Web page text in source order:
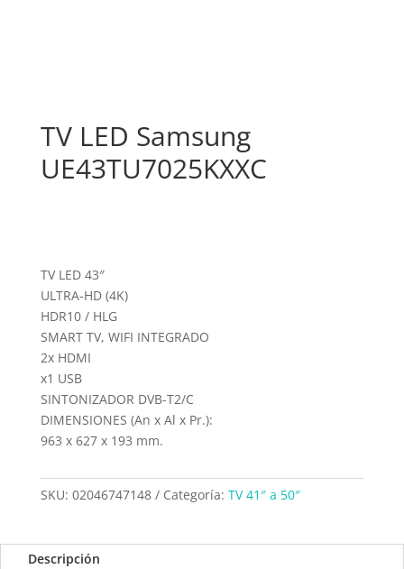
TV LED Samsung
UE43TU7025KXXC
TV LED 43″
ULTRA-HD (4K)
HDR10 / HLG
SMART TV, WIFI INTEGRADO
2x HDMI
x1 USB
SINTONIZADOR DVB-T2/C
DIMENSIONES (An x Al x Pr.):
963 x 627 x 193 mm.
SKU: 02046747148 Categoría: TV 41″ a 50″
Descripción